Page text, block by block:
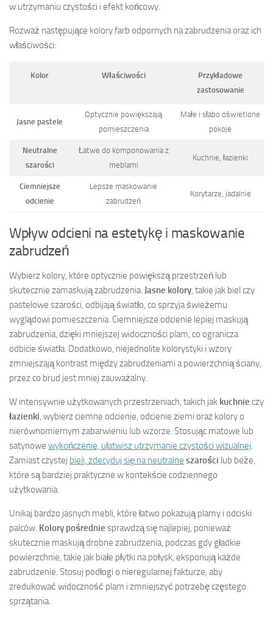
w utrzymaniu czystości i efekt końcowy.
Rozważ następujące kolory farb odpornych na zabrudzenia oraz ich
właściwości:
Kolor Właściwości
Przykładowe
zastosowanie
Jasne pastele
Optycznie powiększają
pomieszczenia
Małe i słabo oświetlone
pokoje
Neutralne
szarości
Łatwe do komponowania z
meblami
Kuchnie, łazienki
Ciemniejsze
odcienie
Lepsze maskowanie
zabrudzeń
Korytarze, jadalnie
Wpływ odcieni na estetykę i maskowanie
zabrudzeń
Wybierz kolory, które optycznie powiększą przestrzeń lub
skutecznie zamaskują zabrudzenia. Jasne kolory , takie jak biel czy
pastelowe szarości, odbijają światło, co sprzyja świeżemu
wyglądowi pomieszczenia. Ciemniejsze odcienie lepiej maskują
zabrudzenia, dzięki mniejszej widoczności plam, co ogranicza
odbicie światła. Dodatkowo, niejednolite kolorystyki i wzory
zmniejszają kontrast między zabrudzeniami a powierzchnią ściany,
przez co brud jest mniej zauważalny.
W intensywnie użytkowanych przestrzeniach, takich jak kuchnie czy
łazienki , wybierz ciemne odcienie, odcienie ziemi oraz kolory o
nierównomiernym zabarwieniu lub wzorze. Stosując matowe lub
satynowe wykończenie, ułatwisz utrzymanie czystości wizualnej
Zamiast czystej bieli, zdecyduj się na neutralne szarości lub beże,
które są bardziej praktyczne w kontekście codziennego
użytkowania.
Unikaj bardzo jasnych mebli, które łatwo pokazują plamy i odciski
palców. Kolory pośrednie sprawdzą się najlepiej, ponieważ
skutecznie maskują drobne zabrudzenia, podczas gdy gładkie
powierzchnie, takie jak białe płytki na połysk, eksponują każde
zabrudzenie. Stosuj podłogi o nieregularnej fakturze, aby
zredukować widoczność plam i zmniejszyć potrzebę częstego
sprzątania.